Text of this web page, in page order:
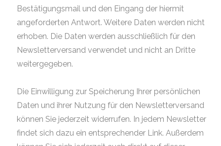
Bestätigungsmail und den Eingang der hiermit
angeforderten Antwort. Weitere Daten werden nicht
erhoben. Die Daten werden ausschließlich für den
Newsletterversand verwendet und nicht an Dritte
weitergegeben.
Die Einwilligung zur Speicherung Ihrer persönlichen
Daten und ihrer Nutzung für den Newsletterversand
können Sie jederzeit widerrufen. In jedem Newsletter
findet sich dazu ein entsprechender Link. Außerdem